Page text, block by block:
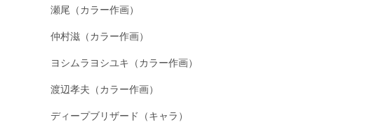
瀬尾（カラー作画）
仲村滋（カラー作画）
ヨシムラヨシユキ（カラー作画）
渡辺孝夫（カラー作画）
ディープブリザード（キャラ）